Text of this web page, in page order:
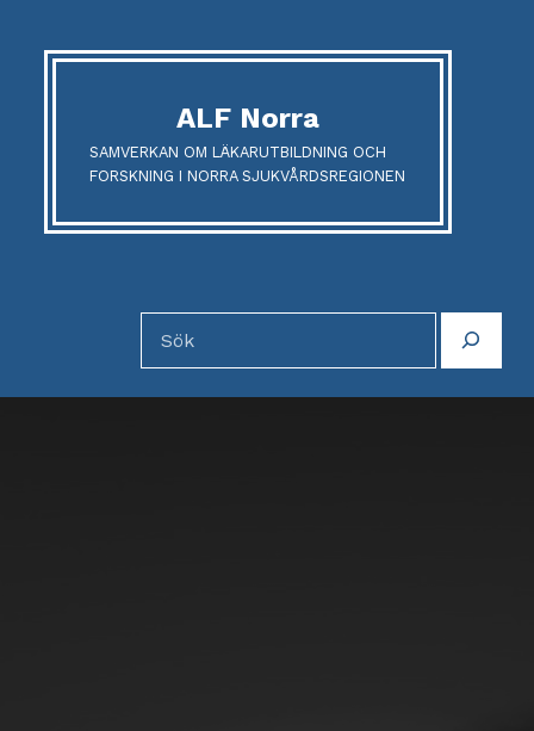
ALF Norra
SAMVERKAN OM LÄKARUTBILDNING OCH
FORSKNING I NORRA SJUKVÅRDSREGIONEN
Sök